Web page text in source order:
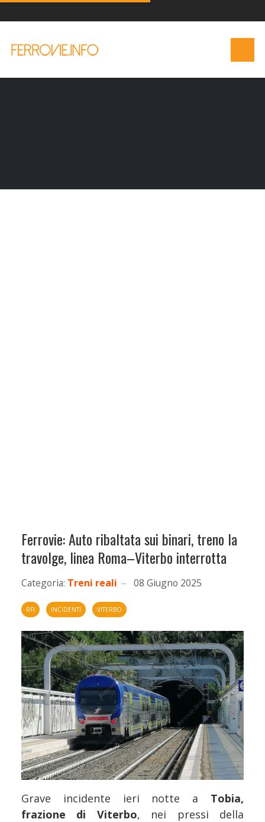
Ferrovie: Auto ribaltata sui binari, treno la
travolge, linea Roma–Viterbo interrotta
Categoria: Treni reali 08 Giugno 2025
RFI INCIDENTI VITERBO
Grave incidente ieri notte a Tobia,
frazione di Viterbo, nei pressi della